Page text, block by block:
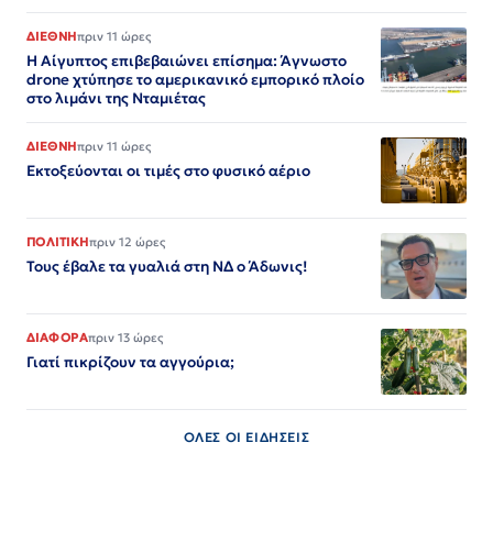
ΔΙΕΘΝΗπριν 11 ώρες
Η Αίγυπτος επιβεβαιώνει επίσημα: Άγνωστο
drone χτύπησε το αμερικανικό εμπορικό πλοίο
στο λιμάνι της Νταμιέτας
ΔΙΕΘΝΗπριν 11 ώρες
Εκτοξεύονται οι τιμές στο φυσικό αέριο
ΠΟΛΙΤΙΚΗπριν 12 ώρες
Τους έβαλε τα γυαλιά στη ΝΔ ο Άδωνις!
ΔΙΑΦΟΡΑπριν 13 ώρες
Γιατί πικρίζουν τα αγγούρια;
ΟΛΕΣ ΟΙ ΕΙΔΗΣΕΙΣ